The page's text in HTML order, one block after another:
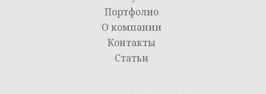
Портфолио
О компании
Контакты
Статьи